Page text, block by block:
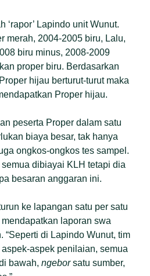
‘rapor’ Lapindo unit Wunut.
merah, 2004-2005 biru, Lalu,
biru minus, 2008-2009
proper biru. Berdasarkan
hijau berturut-turut maka
Proper hijau.
peserta Proper dalam satu
biaya besar, tak hanya
ongkos-ongkos tes sampel.
dibiayai KLH tetapi dia
besaran anggaran ini.
ke lapangan satu per satu
laporan swa
“Seperti di Lapindo Wunut, tim
aspek penilaian, semua
bawah,ngeborsatu sumber,